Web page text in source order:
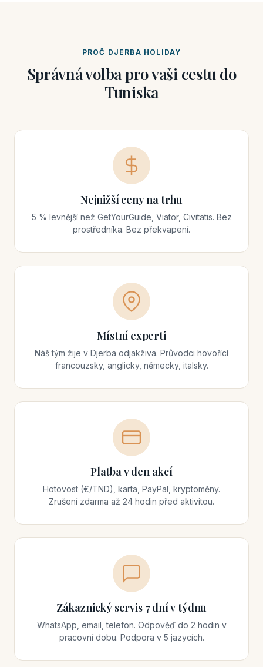
PROČ DJERBA HOLIDAY
Správná volba pro vaši cestu do
Tuniska
Nejnižší ceny na trhu
5 % levnější než GetYourGuide, Viator, Civitatis. Bez
prostředníka. Bez překvapení.
Místní experti
Náš tým žije v Djerba odjakživa. Průvodci hovořící
francouzsky, anglicky, německy, italsky.
Platba v den akcí
Hotovost (€/TND), karta, PayPal, kryptoměny.
Zrušení zdarma až 24 hodin před aktivitou.
Zákaznický servis 7 dní v týdnu
WhatsApp, email, telefon. Odpověď do 2 hodin v
pracovní dobu. Podpora v 5 jazycích.